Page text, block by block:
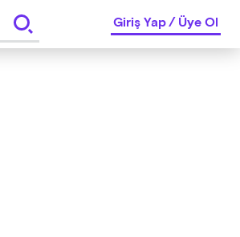
Giriş Yap/Üye Ol